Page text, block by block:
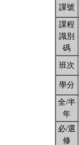
課號
課程
識別
碼
班次
學分
全/半
年
必/選
修